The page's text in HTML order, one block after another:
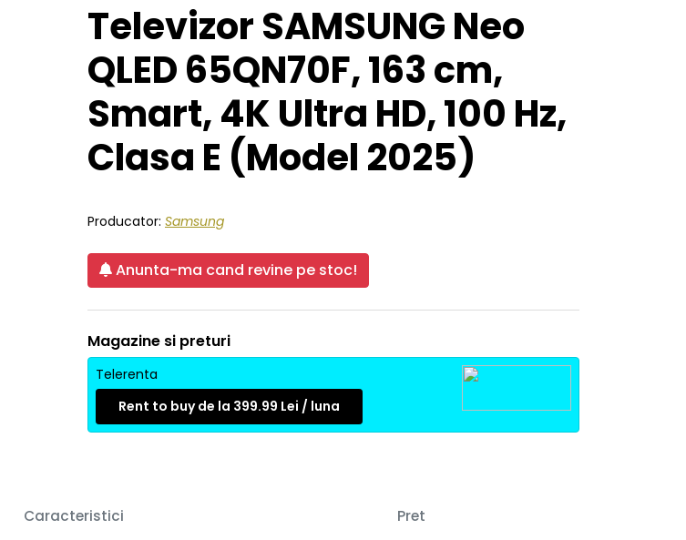
Televizor SAMSUNG Neo
QLED 65QN70F, 163 cm,
Smart, 4K Ultra HD, 100 Hz,
Clasa E (Model 2025)
Producator: Samsung
Anunta-ma cand revine pe stoc!
Magazine si preturi
Telerenta
Rent to buy de la 399.99 Lei / luna
Caracteristici Pret